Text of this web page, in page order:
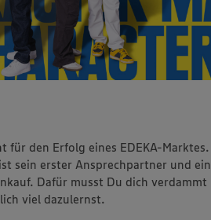
für den Erfolg eines EDEKA-Marktes.
sein erster Ansprechpartner und ein
Dafür musst Du dich verdammt
viel dazulernst.